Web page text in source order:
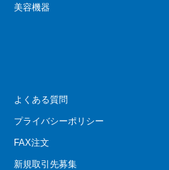
美容機器
よくある質問
プライバシーポリシー
FAX注文
新規取引先募集